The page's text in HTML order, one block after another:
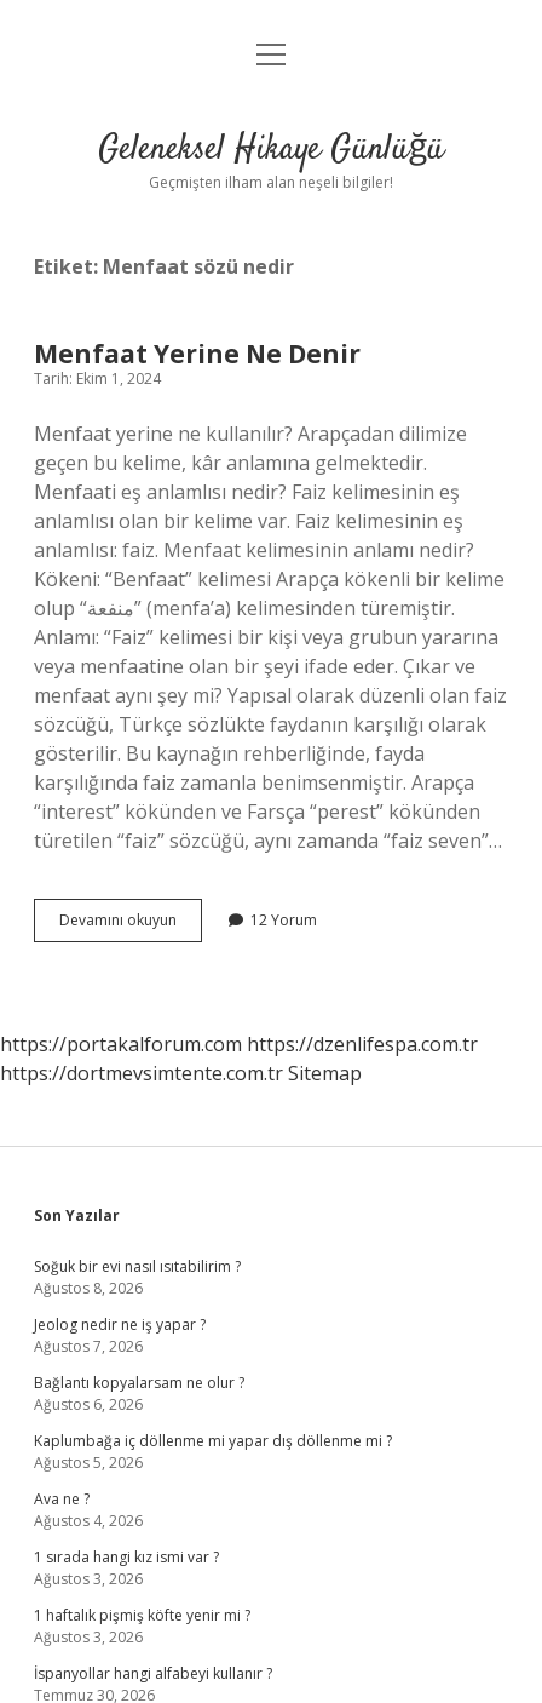
Anasayfa
Yasal Uyarı
menüyü
Geleneksel Hikaye Günlüğü
Geçmişten ilham alan neşeli bilgiler!
Etiket: Menfaat sözü nedir
Menfaat Yerine Ne Denir
Tarih: Ekim 1, 2024
Menfaat yerine ne kullanılır? Arapçadan dilimize
geçen bu kelime, kâr anlamına gelmektedir.
Menfaati eş anlamlısı nedir? Faiz kelimesinin eş
anlamlısı olan bir kelime var. Faiz kelimesinin eş
anlamlısı: faiz. Menfaat kelimesinin anlamı nedir?
Kökeni: “Benfaat” kelimesi Arapça kökenli bir kelime
olup “منفعة” (menfa’a) kelimesinden türemiştir.
Anlamı: “Faiz” kelimesi bir kişi veya grubun yararına
veya menfaatine olan bir şeyi ifade eder. Çıkar ve
menfaat aynı şey mi? Yapısal olarak düzenli olan faiz
sözcüğü, Türkçe sözlükte faydanın karşılığı olarak
gösterilir. Bu kaynağın rehberliğinde, fayda
karşılığında faiz zamanla benimsenmiştir. Arapça
“interest” kökünden ve Farsça “perest” kökünden
türetilen “faiz” sözcüğü, aynı zamanda “faiz seven”…
Devamını okuyun Menfaat
Yerine
12 Yorum
https://portakalforum.com https://dzenlifespa.com.tr
https://dortmevsimtente.com.trSitemap
Sidebar
Son Yazılar
Soğuk bir evi nasıl ısıtabilirim ?
Ağustos 8, 2026
Jeolog nedir ne iş yapar ?
Ağustos 7, 2026
Bağlantı kopyalarsam ne olur ?
Ağustos 6, 2026
Kaplumbağa iç döllenme mi yapar dış döllenme mi ?
Ağustos 5, 2026
Ava ne ?
Ağustos 4, 2026
1 sırada hangi kız ismi var ?
Ağustos 3, 2026
1 haftalık pişmiş köfte yenir mi ?
Ağustos 3, 2026
İspanyollar hangi alfabeyi kullanır ?
Temmuz 30, 2026